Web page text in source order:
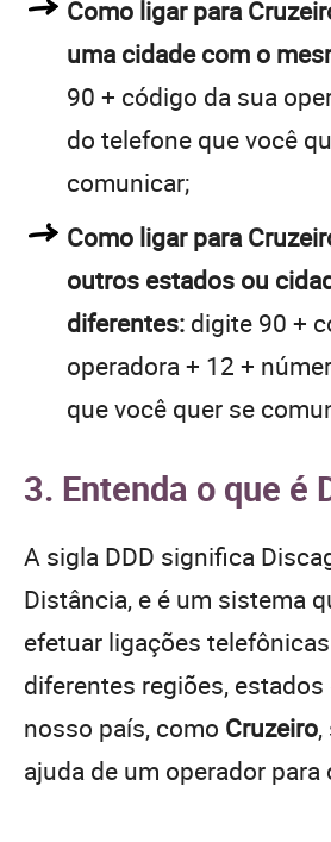
Como ligar para
uma cidade com o
90 + código da sua
do telefone que você
comunicar;
Como ligar para
outros estados ou
diferentes: digite 90 +
operadora + 12 +
que você quer se
3. Entenda o que é
A sigla DDD significa
Distância, e é um sistema
efetuar ligações
diferentes regiões,
nosso país, como Cruzeiro
ajuda de um operador para